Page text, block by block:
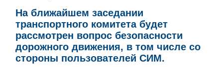
На ближайшем заседании
транспортного комитета будет
рассмотрен вопрос безопасности
дорожного движения, в том числе со
стороны пользователей СИМ.